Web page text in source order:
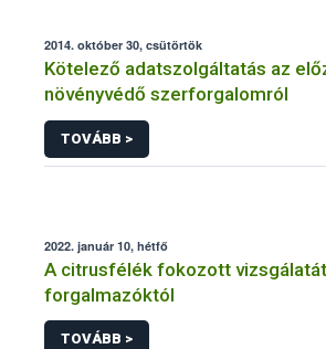
2014. október 30, csütörtök
Kötelező adatszolgáltatás az
növényvédő szerforgalomról
TOVÁBB >
2022. január 10, hétfő
A citrusfélék fokozott
forgalmazóktól
TOVÁBB >